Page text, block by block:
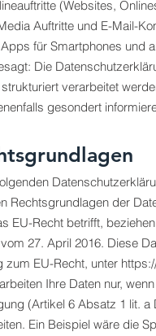
(Websites,
Auftritte und E-Mail-
für Smartphones und
Die
verarbeitet
gesondert
Rechtsgrundlagen der
EU-Recht betrifft,
vom 27. April 2016. Diese
zum EU-Recht, unter
Ihre Daten nur,
(Artikel 6 Absatz 1 lit.
Ein Beispiel wäre die